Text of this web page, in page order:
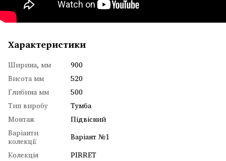
Характеристики
Ширина, мм
900
Висота мм
520
Глибина мм
500
Тип виробу
Тумба
Монтаж
Підвісний
Варіанти
колекції
Варіант №1
Колекція
PIRRET